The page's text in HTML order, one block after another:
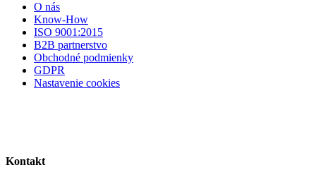
O nás
Know-How
ISO 9001:2015
B2B partnerstvo
Obchodné podmienky
GDPR
Nastavenie cookies
Kontakt